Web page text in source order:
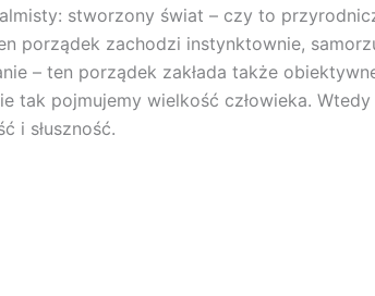
stworzony świat – czy to
porządek zachodzi instynktownie,
– ten porządek zakłada także
tak pojmujemy wielkość człowieka.
i słuszność.